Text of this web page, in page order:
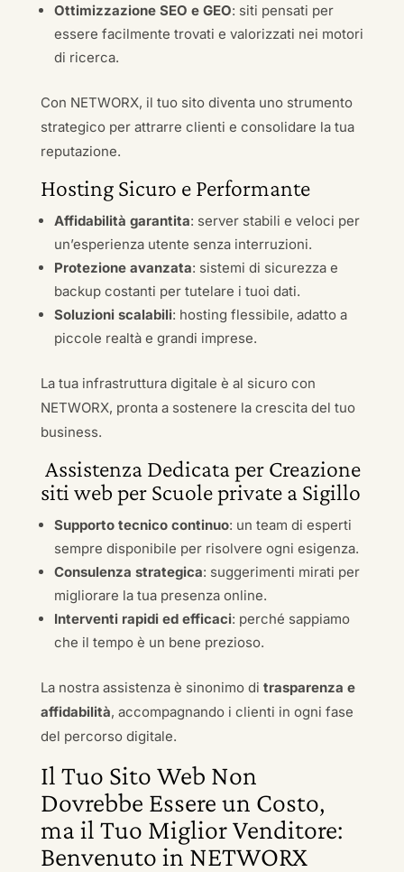
Ottimizzazione SEO e GEO: siti pensati per
essere facilmente trovati e valorizzati nei motori
di ricerca.
Con NETWORX, il tuo sito diventa uno strumento
strategico per attrarre clienti e consolidare la tua
reputazione.
Hosting Sicuro e Performante
Affidabilità garantita: server stabili e veloci per
un’esperienza utente senza interruzioni.
Protezione avanzata: sistemi di sicurezza e
backup costanti per tutelare i tuoi dati.
Soluzioni scalabili: hosting flessibile, adatto a
piccole realtà e grandi imprese.
La tua infrastruttura digitale è al sicuro con
NETWORX, pronta a sostenere la crescita del tuo
business.
Assistenza Dedicata per Creazione
siti web per Scuole private a Sigillo
Supporto tecnico continuo: un team di esperti
sempre disponibile per risolvere ogni esigenza.
Consulenza strategica: suggerimenti mirati per
migliorare la tua presenza online.
Interventi rapidi ed efficaci: perché sappiamo
che il tempo è un bene prezioso.
La nostra assistenza è sinonimo di trasparenza e
affidabilità, accompagnando i clienti in ogni fase
del percorso digitale.
Il Tuo Sito Web Non
Dovrebbe Essere un Costo,
ma il Tuo Miglior Venditore:
Benvenuto in NETWORX